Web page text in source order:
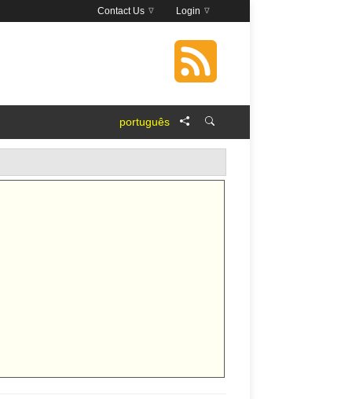
Login
Contact Us
português